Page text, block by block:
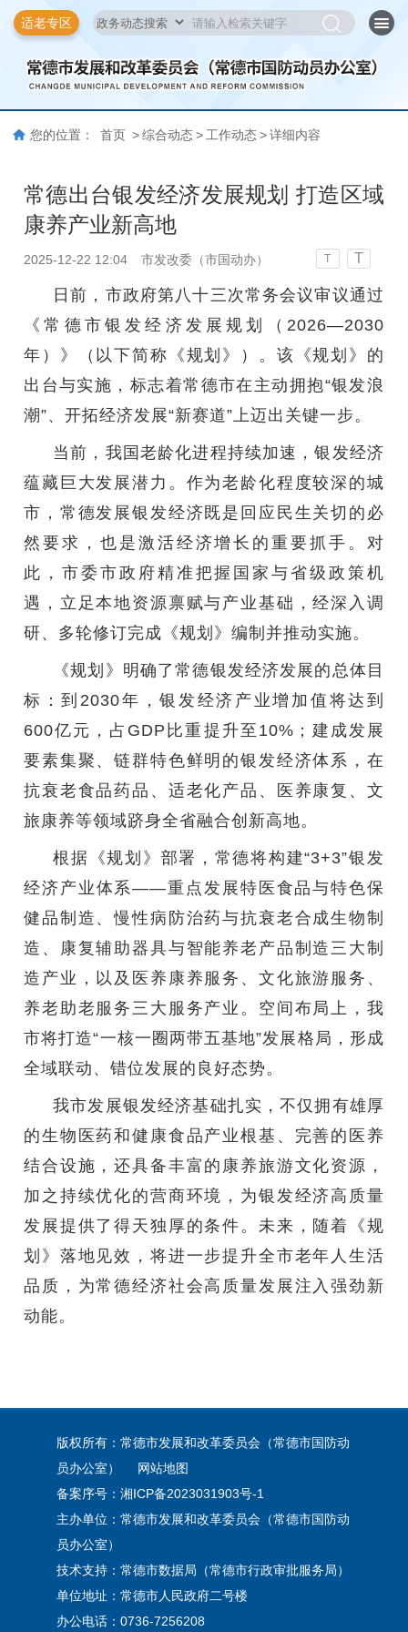
适老专区
您的位置： 首页 > 综合动态 > 工作动态 > 详细内容
常德出台银发经济发展规划 打造区域
康养产业新高地
2025-12-22 12:04 市发改委（市国动办） T T
日前，市政府第八十三次常务会议审议通过
《常德市银发经济发展规划（2026—2030
年）》（以下简称《规划》）。该《规划》的
出台与实施，标志着常德市在主动拥抱“银发浪
潮”、开拓经济发展“新赛道”上迈出关键一步。
当前，我国老龄化进程持续加速，银发经济
蕴藏巨大发展潜力。作为老龄化程度较深的城
市，常德发展银发经济既是回应民生关切的必
然要求，也是激活经济增长的重要抓手。对
此，市委市政府精准把握国家与省级政策机
遇，立足本地资源禀赋与产业基础，经深入调
研、多轮修订完成《规划》编制并推动实施。
《规划》明确了常德银发经济发展的总体目
标：到2030年，银发经济产业增加值将达到
600亿元，占GDP比重提升至10%；建成发展
要素集聚、链群特色鲜明的银发经济体系，在
抗衰老食品药品、适老化产品、医养康复、文
旅康养等领域跻身全省融合创新高地。
根据《规划》部署，常德将构建“3+3”银发
经济产业体系——重点发展特医食品与特色保
健品制造、慢性病防治药与抗衰老合成生物制
造、康复辅助器具与智能养老产品制造三大制
造产业，以及医养康养服务、文化旅游服务、
养老助老服务三大服务产业。空间布局上，我
市将打造“一核一圈两带五基地”发展格局，形成
全域联动、错位发展的良好态势。
我市发展银发经济基础扎实，不仅拥有雄厚
的生物医药和健康食品产业根基、完善的医养
结合设施，还具备丰富的康养旅游文化资源，
加之持续优化的营商环境，为银发经济高质量
发展提供了得天独厚的条件。未来，随着《规
划》落地见效，将进一步提升全市老年人生活
品质，为常德经济社会高质量发展注入强劲新
动能。
版权所有：常德市发展和改革委员会（常德市国防动
员办公室）
网站地图
备案序号： 湘ICP备2023031903号-1
主办单位：常德市发展和改革委员会（常德市国防动
员办公室）
技术支持：常德市数据局（常德市行政审批服务局）
单位地址：常德市人民政府二号楼
办公电话：0736-7256208